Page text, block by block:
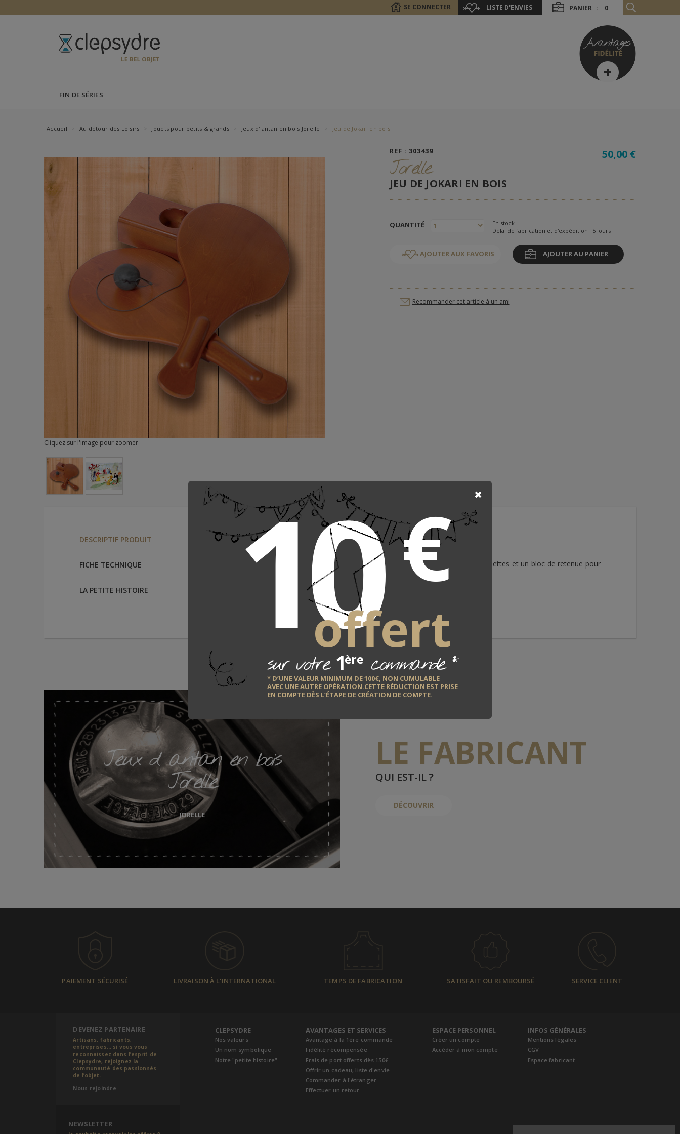
10 €
offert
sur votre1èrecommande *
* D’UNE VALEUR MINIMUM DE 100€, NON CUMULABLE
AVEC UNE AUTRE OPÉRATION.CETTE RÉDUCTION EST PRISE
EN COMPTE DÈS L’ÉTAPE DE CRÉATION DE COMPTE.
SE CONNECTER LISTE D'ENVIES PANIER : 0
FIN DE SÉRIES
Accueil Au détour des Loisirs Jouets pour petits & grands Jeux d' antan en bois Jorelle Jeu de Jokari en bois
Cliquez sur l'image pour zoomer
REF : 303439
Jorelle
JEU DE JOKARI EN BOIS
50,00 €
QUANTITÉ
En stock
Délai de fabrication et d'expédition : 5 jours
AJOUTER AUX FAVORIS AJOUTER AU PANIER
Recommander cet article à un ami
DESCRIPTIF PRODUIT
FICHE TECHNIQUE
LA PETITE HISTOIRE
Jeu de Jokari en bois
Beau jeu d´adresse en hêtre. De fabrication traditionnelle, ce jeu est livré avec deux raquettes et un bloc de retenue pour
Jeux d' antan en bois
Jorelle
JORELLE
LE FABRICANT
QUI EST-IL ?
DÉCOUVRIR
PAIEMENT SÉCURISÉ LIVRAISON À L'INTERNATIONAL TEMPS DE FABRICATION SATISFAIT OU REMBOURSÉ SERVICE CLIENT
DEVENEZ PARTENAIRE
Artisans, fabricants,
entreprises... si vous vous
reconnaissez dans l’esprit de
Clepsydre, rejoignez la
communauté des passionnés
de l’objet.
Nous rejoindre
NEWSLETTER
CLEPSYDRE
Nos valeurs
Un nom symbolique
Notre "petite histoire"
AVANTAGES ET SERVICES
Avantage à la 1ère commande
Fidélité récompensée
Frais de port offerts dès 150€
Offrir un cadeau, liste d'envie
Commander à l'étranger
Effectuer un retour
ESPACE PERSONNEL
Créer un compte
Accéder à mon compte
INFOS GÉNÉRALES
Mentions légales
CGV
Espace fabricant